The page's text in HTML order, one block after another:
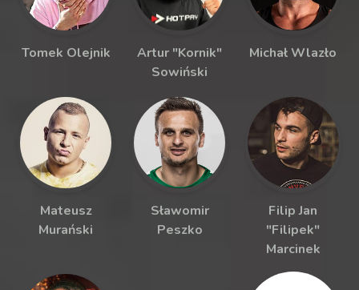
Tomek Olejnik
Artur "Kornik"
Sowiński
Michał Wlazło
Mateusz
Murański
Sławomir
Peszko
Filip Jan
"Filipek"
Marcinek